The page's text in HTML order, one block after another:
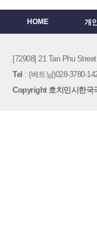
HOME 개
[72908] 21 Tan Phu
Tel : (베트남)028-3780-
Copyright 호치민시한국